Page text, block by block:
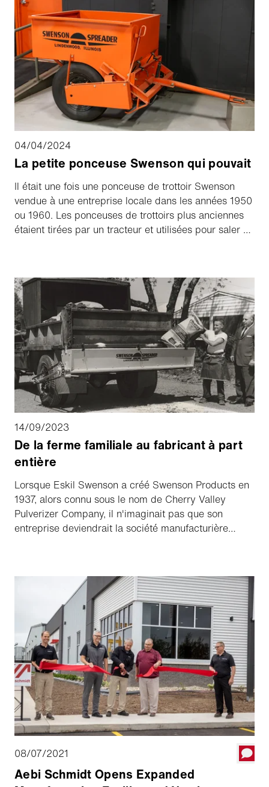
entend poursuivre sa croissance en Amérique du
Nord.
04/04/2024
La petite ponceuse Swenson qui pouvait
Il était une fois une ponceuse de trottoir Swenson
vendue à une entreprise locale dans les années 1950
ou 1960. Les ponceuses de trottoirs plus anciennes
étaient tirées par un tracteur et utilisées pour saler ou
14/09/2023
De la ferme familiale au fabricant à part
entière
Lorsque Eskil Swenson a créé Swenson Products en
1937, alors connu sous le nom de Cherry Valley
Pulverizer Company, il n'imaginait pas que son
entreprise deviendrait la société manufacturière
deux rouleaux, qui était principalement utilisé dans
l'agriculture.
08/07/2021
Aebi Schmidt Opens Expanded